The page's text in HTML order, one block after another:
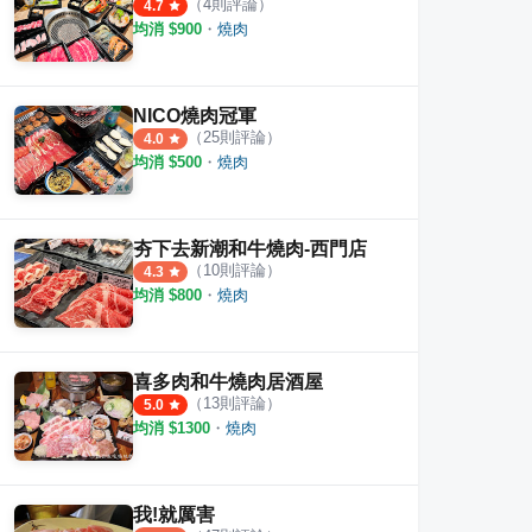
4.7 （4則評論）
均消 $900 ・ 燒肉
NICO燒肉冠軍
4.0 （25則評論）
均消 $500 ・ 燒肉
夯下去新潮和牛燒肉-西門店
4.3 （ 10則評論）
均消 $800 ・ 燒肉
喜多肉和牛燒肉居酒屋
5.0 （ 13則評論）
均消 $1300 ・ 燒肉
我!就厲害